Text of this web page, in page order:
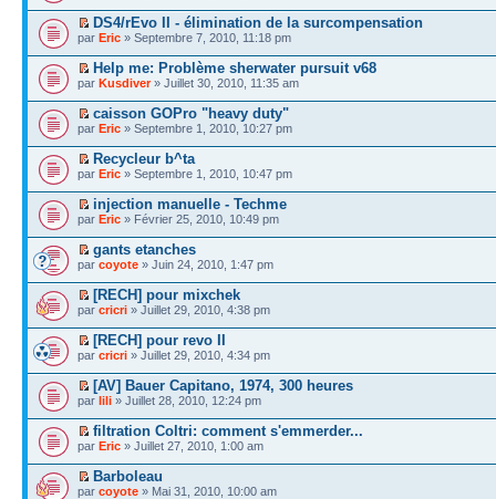
DS4/rEvo II - élimination de la surcompensation
par Eric » Septembre 7, 2010, 11:18 pm
Help me: Problème sherwater pursuit v68
par Kusdiver» Juillet 30, 2010, 11:35 am
caisson GOPro "heavy duty"
par Eric » Septembre 1, 2010, 10:27 pm
Recycleur b^ta
par Eric » Septembre 1, 2010, 10:47 pm
injection manuelle - Techme
par Eric » Février 25, 2010, 10:49 pm
gants etanches
par coyote » Juin 24, 2010, 1:47 pm
[RECH] pour mixchek
par cricri » Juillet 29, 2010, 4:38 pm
[RECH] pour revo II
par cricri » Juillet 29, 2010, 4:34 pm
[AV] Bauer Capitano, 1974, 300 heures
par lili » Juillet 28, 2010, 12:24 pm
filtration Coltri: comment s'emmerder...
par Eric » Juillet 27, 2010, 1:00 am
Barboleau
par coyote » Mai 31, 2010, 10:00 am